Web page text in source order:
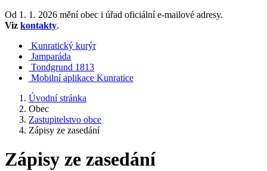
Od 1. 1. 2026 mění obec i úřad oficiální e-mailové adresy.
Viz kontakty.
Kunratický kurýr
Jamparáda
Tondgrund 1813
Mobilní aplikace Kunratice
Úvodní stránka
Obec
Zastupitelstvo obce
Zápisy ze zasedání
Zápisy ze zasedání